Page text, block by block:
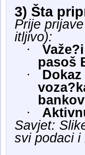
3) Šta
Prije
itljivo):
·
pasoš
·
·
Savjet:
svi podaci i